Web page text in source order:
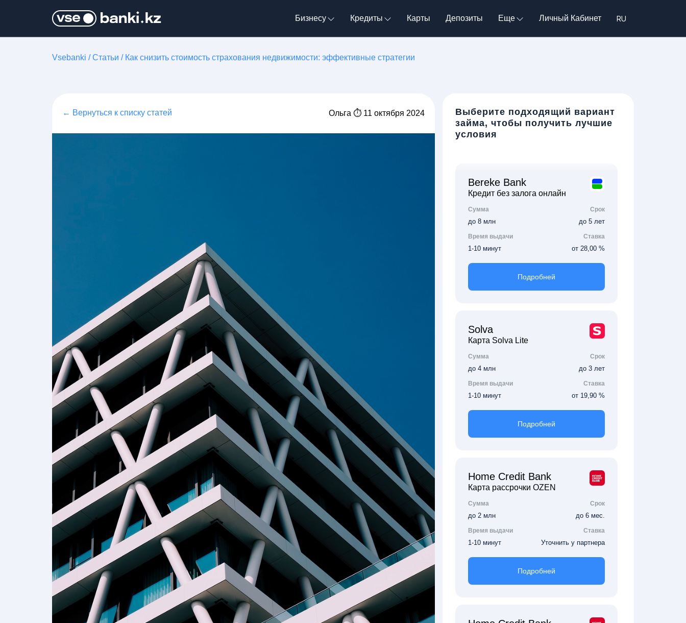
Бизнесу Кредиты Карты Депозиты Еще Личный Кабинет
Vsebanki /Статьи / Как снизить стоимость страхования недвижимости: эффективные стратегии
← Вернуться к списку статей Ольга ⏱ 11 октября 2024
Выберите подходящий вариант
займа, чтобы получить лучшие
условия
Bereke Bank
Кредит без залога онлайн
Сумма Срок
до 8 млн до 5 лет
Время выдачи Ставка
1-10 минут от 28,00 %
Подробней
Solva
Карта Solva Lite
Сумма Срок
до 4 млн до 3 лет
Время выдачи Ставка
1-10 минут от 19,90 %
Подробней
Home Credit Bank
Карта рассрочки OZEN
Сумма Срок
до 2 млн до 6 мес.
Время выдачи Ставка
1-10 минут Уточнить у партнера
Подробней